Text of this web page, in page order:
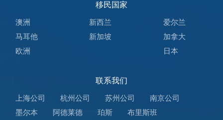
移民国家
澳洲 新西兰
爱尔兰
马耳他
新加坡
加拿大
欧洲
日本
联系我们
上海公司 杭州公司 苏州公司
南京公司
墨尔本
阿德莱德 珀斯 布里斯班